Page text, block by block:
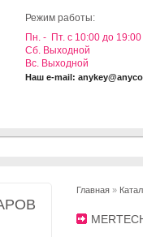
Режим работы:
Пн. - Пт. с 10:00 до 19:00
Cб. Выходной
Вс. Выходной
Наш e-mail:
Главная »